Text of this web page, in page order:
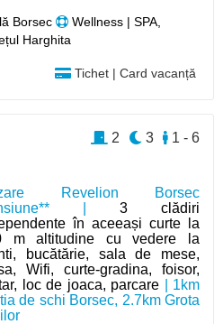
Borsec
Wellness | SPA,
Harghita
Tichet | Card vacanță
Revelion Borsec
|3 clădiri
în aceeași curte la
m altitudine cu vedere la
bucătărie, sala de mese,
Wifi, curte-gradina, foisor,
loc de joaca, parcare | 1km
de schi Borsec, 2.7km Grota
1 - 6
3
2